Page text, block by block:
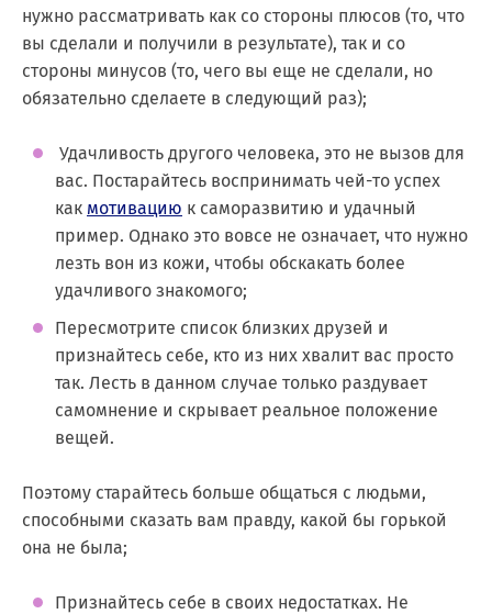
нужно рассматривать как со стороны плюсов (то, что
вы сделали и получили в результате), так и со
стороны минусов (то, чего вы еще не сделали, но
обязательно сделаете в следующий раз);
Удачливость другого человека, это не вызов для
вас. Постарайтесь воспринимать чей-то успех
как мотивацию к саморазвитию и удачный
пример. Однако это вовсе не означает, что нужно
лезть вон из кожи, чтобы обскакать более
удачливого знакомого;
Пересмотрите список близких друзей и
признайтесь себе, кто из них хвалит вас просто
так. Лесть в данном случае только раздувает
самомнение и скрывает реальное положение
вещей.
Поэтому старайтесь больше общаться с людьми,
способными сказать вам правду, какой бы горькой
она не была;
Признайтесь себе в своих недостатках. Не